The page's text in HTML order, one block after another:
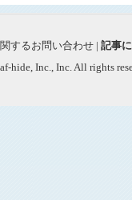
するお問い合わせ | 記事
hide, Inc., Inc. All rights